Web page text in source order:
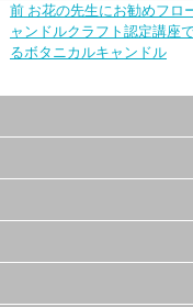
前 お花の先生にお勧めフロ
ャンドルクラフト認定講座
るボタニカルキャンドル